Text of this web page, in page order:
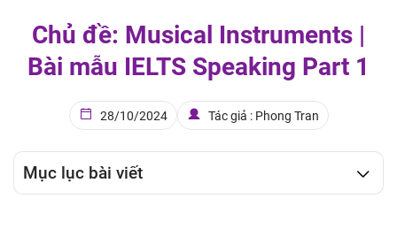
Chủ đề: Musical Instruments |
Bài mẫu IELTS Speaking Part 1
28/10/2024 Tác giả : Phong Tran
Mục lục bài viết